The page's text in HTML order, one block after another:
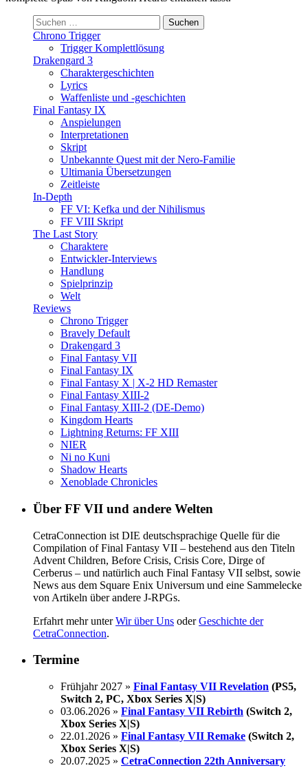
Suchen
nach:
Chrono Trigger
Trigger Komplettlösung
Drakengard 3
Charaktergeschichten
Lyrics
Waffenliste und -geschichten
Final Fantasy IX
Anspielungen
Interpretationen
Skript
Unbekannte Quest mit der Nero-Familie
Ultimania Übersetzungen
Zeitleiste
In-Depth
FF VI: Kefka und der Nihilismus
FF VIII Skript
The Last Story
Charaktere
Entwickler-Interviews
Handlung
Spielprinzip
Welt
Reviews
Chrono Trigger
Bravely Default
Drakengard 3
Final Fantasy VII
Final Fantasy IX
Final Fantasy X | X-2 HD Remaster
Final Fantasy XIII-2
Final Fantasy XIII-2 (DE-Demo)
Kingdom Hearts
Lightning Returns: FF XIII
NIER
Ni no Kuni
Shadow Hearts
Xenoblade Chronicles
Über FF VII und andere Welten
CetraConnection ist DIE deutschsprachige Quelle für die
Compilation of Final Fantasy VII – bestehend aus den Titeln
Advent Children, Before Crisis, Crisis Core, Dirge of
Cerberus – und natürlich auch Final Fantasy VII selbst, sowie
News aus dem Square Enix Universum und eine Sammelecke
von Artikeln über andere J-RPGs.
Erfahrt mehr unterWir über Uns oderGeschichte der
CetraConnection.
Termine
Frühjahr 2027 » Final Fantasy VII Revelation (PS5,
Switch 2, PC, Xbox Series X|S)
03.06.2026 » Final Fantasy VII Rebirth (Switch 2,
Xbox Series X|S)
22.01.2026 » Final Fantasy VII Remake (Switch 2,
Xbox Series X|S)
20.07.2025 » CetraConnection 22th Anniversary